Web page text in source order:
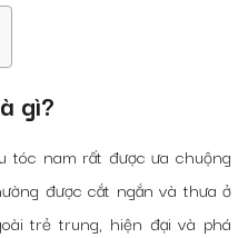
gì?
tóc nam rất được ưa chuộng
được cắt ngắn và thưa ở
trẻ trung, hiện đại và phá